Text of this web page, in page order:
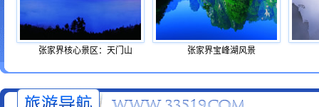
张家界核心景区：天门山 张家界宝峰湖风景